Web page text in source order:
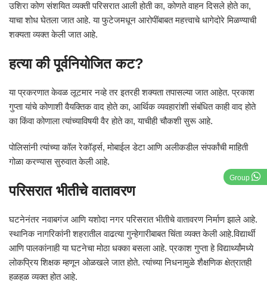
Group
उशिरा कोण संशयित व्यक्ती परिसरात आली होती का, कोणते वाहन दिसले होते का,
याचा शोध घेतला जात आहे. या फुटेजमधून आरोपींबाबत महत्त्वाचे धागेदोरे मिळण्याची
शक्यता व्यक्त केली जात आहे.
हत्या की पूर्वनियोजित कट?
या प्रकरणात केवळ लूटमार नव्हे तर इतरही शक्यता तपासल्या जात आहेत. प्रकाश
गुप्ता यांचे कोणाशी वैयक्तिक वाद होते का, आर्थिक व्यवहारांशी संबंधित काही वाद होते
का किंवा कोणाला त्यांच्याविषयी वैर होते का, याचीही चौकशी सुरू आहे.
पोलिसांनी त्यांच्या कॉल रेकॉर्ड्स, मोबाईल डेटा आणि अलीकडील संपर्कांची माहिती
गोळा करण्यास सुरुवात केली आहे.
परिसरात भीतीचे वातावरण
घटनेनंतर नवाबगंज आणि यशोदा नगर परिसरात भीतीचे वातावरण निर्माण झाले आहे.
स्थानिक नागरिकांनी शहरातील वाढत्या गुन्हेगारीबाबत चिंता व्यक्त केली आहे.विद्यार्थी
आणि पालकांनाही या घटनेचा मोठा धक्का बसला आहे. प्रकाश गुप्ता हे विद्यार्थ्यांमध्ये
लोकप्रिय शिक्षक म्हणून ओळखले जात होते. त्यांच्या निधनामुळे शैक्षणिक क्षेत्रातही
हळहळ व्यक्त होत आहे.